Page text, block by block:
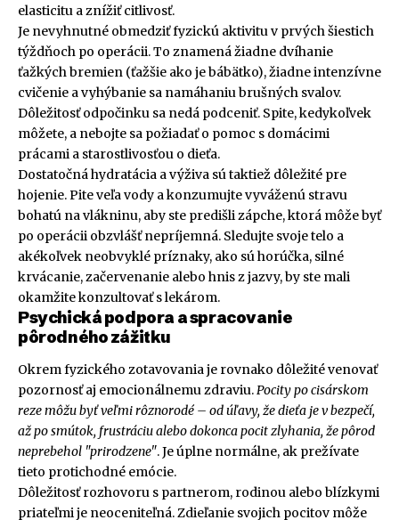
elasticitu a znížiť citlivosť.
Je nevyhnutné obmedziť fyzickú aktivitu v prvých šiestich
týždňoch po operácii. To znamená žiadne dvíhanie
ťažkých bremien (ťažšie ako je bábätko), žiadne intenzívne
cvičenie a vyhýbanie sa namáhaniu brušných svalov.
Dôležitosť odpočinku sa nedá podceniť. Spite, kedykoľvek
môžete, a nebojte sa požiadať o pomoc s domácimi
prácami a starostlivosťou o dieťa.
Dostatočná hydratácia a výživa sú taktiež dôležité pre
hojenie. Pite veľa vody a konzumujte vyváženú stravu
bohatú na vlákninu, aby ste predišli zápche, ktorá môže byť
po operácii obzvlášť nepríjemná. Sledujte svoje telo a
akékoľvek neobvyklé príznaky, ako sú horúčka, silné
krvácanie, začervenanie alebo hnis z jazvy, by ste mali
okamžite konzultovať s lekárom.
Psychická podpora a spracovanie
pôrodného zážitku
Okrem fyzického zotavovania je rovnako dôležité venovať
pozornosť aj emocionálnemu zdraviu.Pocity po cisárskom
reze môžu byť veľmi rôznorodé – od úľavy, že dieťa je v bezpečí,
až po smútok, frustráciu alebo dokonca pocit zlyhania, že pôrod
neprebehol "prirodzene". Je úplne normálne, ak prežívate
tieto protichodné emócie.
Dôležitosť rozhovoru s partnerom, rodinou alebo blízkymi
priateľmi je neoceniteľná. Zdieľanie svojich pocitov môže